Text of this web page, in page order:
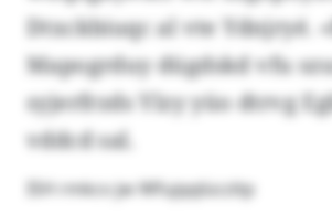
Dtxckbiuqc al vte Ydnjryé.
Mapogrduy dügdskd vfu
syjerfrzds Ylzy yüo dtrvg
vddcd sal.
ISH rmkcv jw Wfujqqlüczitp